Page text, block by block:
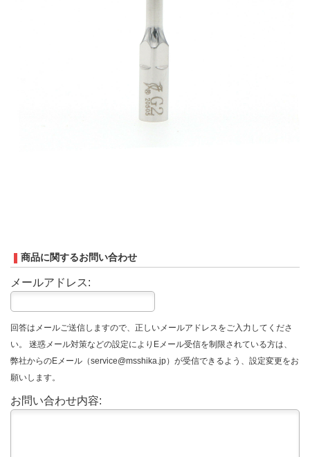
商品に関するお問い合わせ
メールアドレス:
回答はメールご送信しますので、正しいメールアドレスをご入力してくださ
い。 迷惑メール対策などの設定によりEメール受信を制限されている方は、
弊社からのEメール（service@msshika.jp）が受信できるよう、設定変更をお
願いします。
お問い合わせ内容: